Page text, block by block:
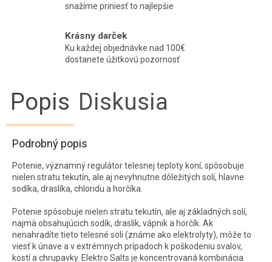
snažíme priniesť to najlepšie
Krásny darček
Ku každej objednávke nad 100€
dostanete úžitkovú pozornosť
Popis Diskusia
Podrobný popis
Potenie, významný regulátor telesnej teploty koní, spôsobuje
nielen stratu tekutín, ale aj nevyhnutne dôležitých solí, hlavne
sodíka, draslíka, chloridu a horčíka.
Potenie spôsobuje nielen stratu tekutín, ale aj základných solí,
najmä obsahujúcich sodík, draslík, vápnik a horčík. Ak
nenahradíte tieto telesné soli (známe ako elektrolyty), môže to
viesť k únave a v extrémnych prípadoch k poškodeniu svalov,
kostí a chrupavky. Elektro Salts je koncentrovaná kombinácia